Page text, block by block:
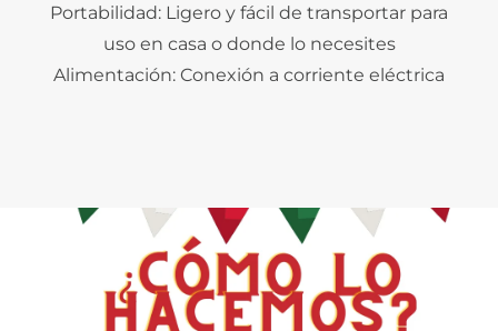
Portabilidad: Ligero y fácil de transportar para
uso en casa o donde lo necesites
Alimentación: Conexión a corriente eléctrica